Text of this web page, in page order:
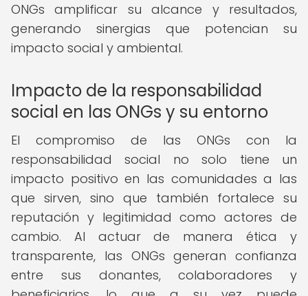
ONGs amplificar su alcance y resultados,
generando sinergias que potencian su
impacto social y ambiental.
Impacto de la responsabilidad
social en las ONGs y su entorno
El compromiso de las ONGs con la
responsabilidad social no solo tiene un
impacto positivo en las comunidades a las
que sirven, sino que también fortalece su
reputación y legitimidad como actores de
cambio. Al actuar de manera ética y
transparente, las ONGs generan confianza
entre sus donantes, colaboradores y